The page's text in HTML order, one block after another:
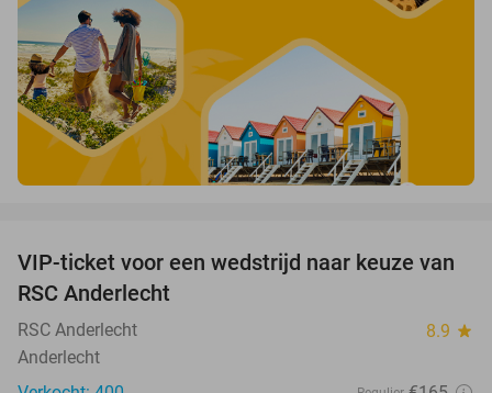
70%
OUT
VIP-ticket voor een wedstrijd naar keuze van
RSC Anderlecht
RSC Anderlecht 8.9 star
Anderlecht